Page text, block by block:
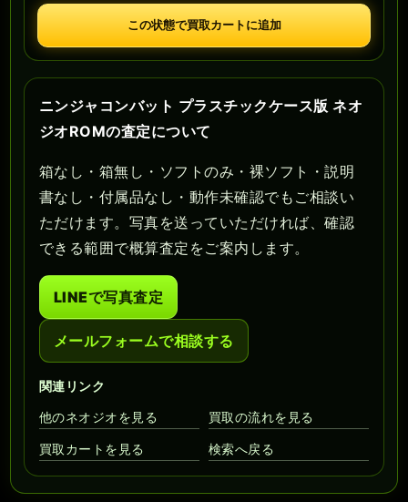
この状態で買取カートに追加
ニンジャコンバット プラスチックケース版 ネオ
ジオROMの査定について
箱なし・箱無し・ソフトのみ・裸ソフト・説明
書なし・付属品なし・動作未確認でもご相談い
ただけます。写真を送っていただければ、確認
できる範囲で概算査定をご案内します。
LINEで写真査定
メールフォームで相談する
関連リンク
他のネオジオを見る
買取の流れを見る
買取カートを見る 検索へ戻る